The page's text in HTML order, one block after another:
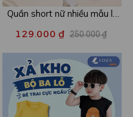
Quần short nữ nhiều mẫu lẻ
còn 99k/c - Loza XA016
129.000 ₫ 250.000 ₫